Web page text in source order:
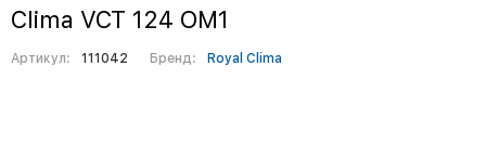
Clima VCT 124 OM1
Артикул: 111042 Бренд: Royal Clima